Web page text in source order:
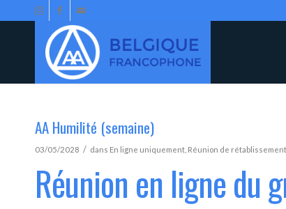
AA Humilité (semaine)
03/05/2028 / dans En ligne uniquement Réunion de rétablissement
Réunion en ligne du